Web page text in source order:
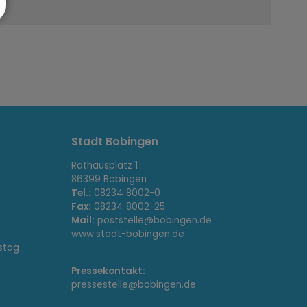
Stadt Bobingen
Rathausplatz 1
86399 Bobingen
Tel.: 08234 8002-0
Fax: 08234 8002-25
Mail: poststelle@bobingen.de
www.stadt-bobingen.de
Pressekontakt:
pressestelle@bobingen.de